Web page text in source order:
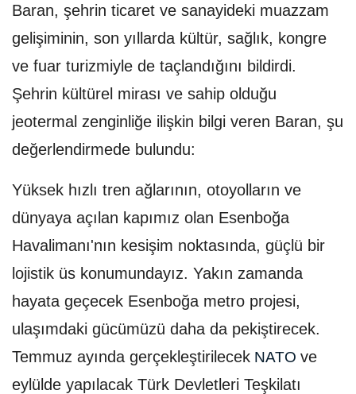
Baran, şehrin ticaret ve sanayideki muazzam
gelişiminin, son yıllarda kültür, sağlık, kongre
ve fuar turizmiyle de taçlandığını bildirdi.
Şehrin kültürel mirası ve sahip olduğu
jeotermal zenginliğe ilişkin bilgi veren Baran, şu
değerlendirmede bulundu:
Yüksek hızlı tren ağlarının, otoyolların ve
dünyaya açılan kapımız olan Esenboğa
Havalimanı'nın kesişim noktasında, güçlü bir
lojistik üs konumundayız. Yakın zamanda
hayata geçecek Esenboğa metro projesi,
ulaşımdaki gücümüzü daha da pekiştirecek.
Temmuz ayında gerçekleştirilecek NATO ve
eylülde yapılacak Türk Devletleri Teşkilatı